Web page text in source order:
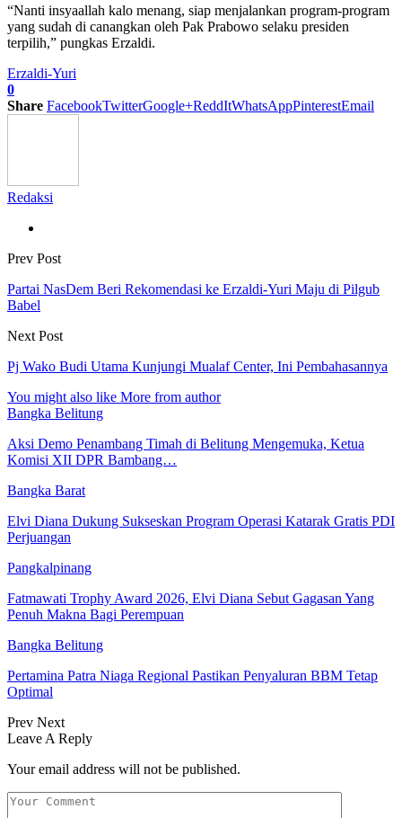
“Nanti insyaallah kalo menang, siap menjalankan program-program
yang sudah di canangkan oleh Pak Prabowo selaku presiden
terpilih,” pungkas Erzaldi.
Erzaldi-Yuri
0
Share FacebookTwitterGoogle+ReddItWhatsAppPinterestEmail
Redaksi
Prev Post
Partai NasDem Beri Rekomendasi ke Erzaldi-Yuri Maju di Pilgub
Babel
Next Post
Pj Wako Budi Utama Kunjungi Mualaf Center, Ini Pembahasannya
You might also like More from author
Bangka Belitung
Aksi Demo Penambang Timah di Belitung Mengemuka, Ketua
Komisi XII DPR Bambang…
Bangka Barat
Elvi Diana Dukung Sukseskan Program Operasi Katarak Gratis PDI
Perjuangan
Pangkalpinang
Fatmawati Trophy Award 2026, Elvi Diana Sebut Gagasan Yang
Penuh Makna Bagi Perempuan
Bangka Belitung
Pertamina Patra Niaga Regional Pastikan Penyaluran BBM Tetap
Optimal
Prev Next
Leave A Reply
Your email address will not be published.